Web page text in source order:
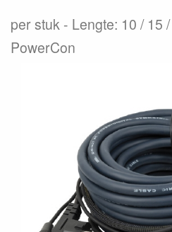
per stuk
Lengte: 10 / 15
PowerCon